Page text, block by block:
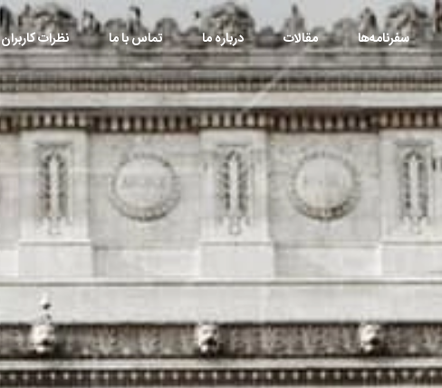
سفرنامه‌ها مقالات درباره ما تماس با ما نظرات کاربران